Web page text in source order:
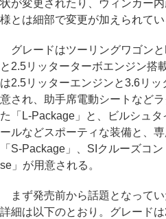
状が変更されたり、ウィンカー
様とは細部で変更が加えられてい
グレードはツーリングワゴン
と2.5リッターターボエンジン搭
は2.5リッターエンジンと3.6リ
意され、助手席電動シートなど
た「L-Package」と、ビルシュ
ールなどスポーティな装備と、
「S-Package」、SIクルーズコ
se」が用意される。
まず発売前から話題となってい
詳細は以下のとおり。グレード